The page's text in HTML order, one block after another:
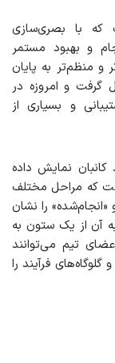
که با بصری‌سازی
و بهبود مستمر
و منظم‌تر به پایان
گرفت و امروزه در
و بسیاری از
نمایش داده
که مراحل مختلف
«انجام‌شده» را نشان
آن از یک ستون به
تیم می‌توانند
فرآیند را